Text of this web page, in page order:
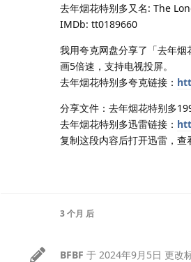
去年烟花特别多又名: The
IMDb: tt0189660
我用夸克网盘分享了「去年
画5倍速，支持电视投屏。
去年烟花特别多夸克链接：
分享文件：去年烟花特别多
去年烟花特别多迅雷链接：
复制这段内容后打开迅雷，查
3 个月 后
BFBF 于 2024年9月5日 更改